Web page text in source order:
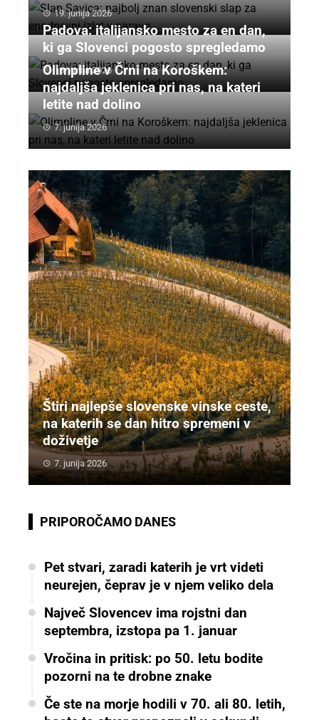
19. junija 2026
Padova: italijansko mesto za en dan,
ki ga Slovenci pogosto spregledamo
16. junija 2026
Olimpline v Črni na Koroškem:
najdaljša jeklenica pri nas, na kateri
letite nad dolino
7. junija 2026
Štiri najlepše slovenske vinske ceste,
na katerih se dan hitro spremeni v
doživetje
7. junija 2026
PRIPOROČAMO DANES
Pet stvari, zaradi katerih je vrt videti
neurejen, čeprav je v njem veliko dela
Največ Slovencev ima rojstni dan
septembra, izstopa pa 1. januar
Vročina in pritisk: po 50. letu bodite
pozorni na te drobne znake
Če ste na morje hodili v 70. ali 80. letih,